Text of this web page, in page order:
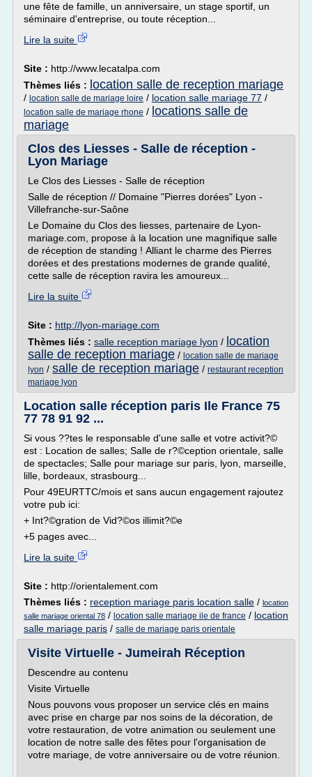
une fête de famille, un anniversaire, un stage sportif, un
séminaire d'entreprise, ou toute réception...
Lire la suite
Site : http://www.lecatalpa.com
Thèmes liés : location salle de reception mariage
/ location salle de mariage loire / location salle mariage 77 /
location salle de mariage rhone / locations salle de
mariage
Clos des Liesses - Salle de réception -
Lyon Mariage
Le Clos des Liesses - Salle de réception
Salle de réception // Domaine "Pierres dorées" Lyon -
Villefranche-sur-Saône
Le Domaine du Clos des liesses, partenaire de Lyon-
mariage.com, propose à la location une magnifique salle
de réception de standing ! Alliant le charme des Pierres
dorées et des prestations modernes de grande qualité,
cette salle de réception ravira les amoureux...
Lire la suite
Site : http://lyon-mariage.com
Thèmes liés : salle reception mariage lyon / location
salle de reception mariage / location salle de mariage
lyon / salle de reception mariage / restaurant reception
mariage lyon
Location salle réception paris Ile France 75
77 78 91 92 ...
Si vous ??tes le responsable d'une salle et votre activit?©
est : Location de salles; Salle de r?©ception orientale, salle
de spectacles; Salle pour mariage sur paris, lyon, marseille,
lille, bordeaux, strasbourg...
Pour 49EURTTC/mois et sans aucun engagement rajoutez
votre pub ici:
+ Int?©gration de Vid?©os illimit?©e
+5 pages avec...
Lire la suite
Site : http://orientalement.com
Thèmes liés : reception mariage paris location salle / location
salle mariage oriental 78 / location salle mariage ile de france / location
salle mariage paris / salle de mariage paris orientale
Visite Virtuelle - Jumeirah Réception
Descendre au contenu
Visite Virtuelle
Nous pouvons vous proposer un service clés en mains
avec prise en charge par nos soins de la décoration, de
votre restauration, de votre animation ou seulement une
location de notre salle des fêtes pour l'organisation de
votre mariage, de votre anniversaire ou de votre réunion.